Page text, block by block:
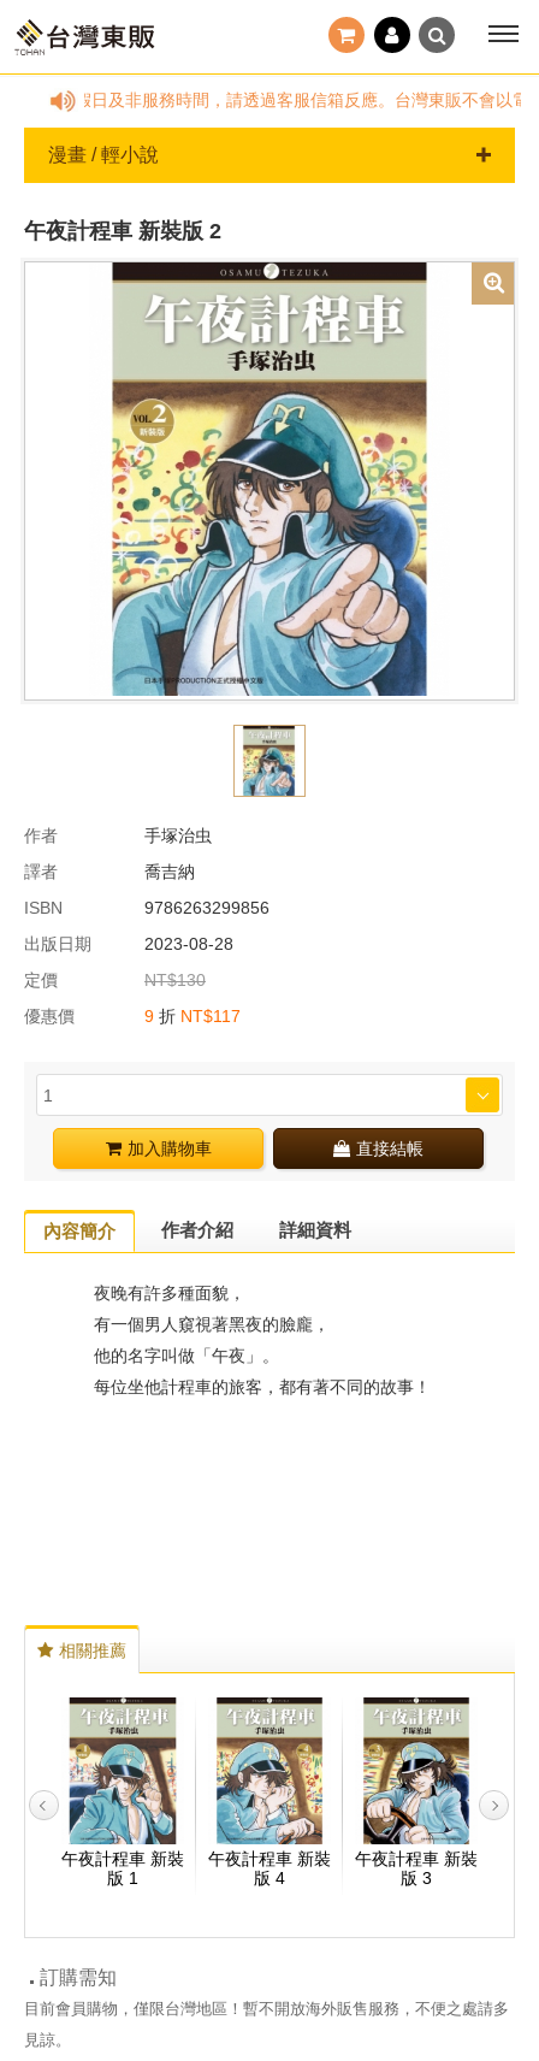
定假日及非服務時間，請透過客服信箱反應。台灣東販不會以電話
漫畫 / 輕小說
午夜計程車 新裝版 2
作者
手塚治虫
譯者
喬吉納
ISBN
9786263299856
出版日期
2023-08-28
定價
NT$130
優惠價
9 折 NT$117
加入購物車 直接結帳
內容簡介 作者介紹 詳細資料
夜晚有許多種面貌，
有一個男人窺視著黑夜的臉龐，
他的名字叫做「午夜」。
每位坐他計程車的旅客，都有著不同的故事！
相關推薦
午夜計程車 新裝
版 1
午夜計程車 新裝
版 4
午夜計程車 新裝
版 3
訂購需知
目前會員購物，僅限台灣地區！暫不開放海外販售服務，不便之處請多
見諒。